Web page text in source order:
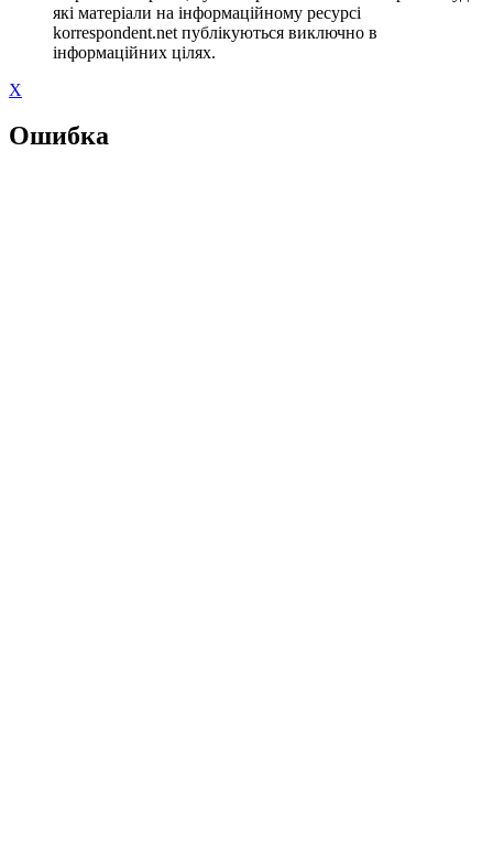
які матеріали на інформаційному ресурсі
korrespondent.net публікуються виключно в
інформаційних цілях.
X
Ошибка